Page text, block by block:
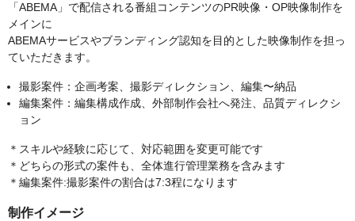
「ABEMA」で配信される番組コンテンツのPR映像・OP映像制作を
メインに
ABEMAサービスやブランディング認知を目的とした映像制作を担っ
ていただきます。
撮影案件：企画考案、撮影ディレクション、編集〜納品
編集案件：編集構成作成、外部制作会社へ発注、品質ディレクシ
ョン
＊スキルや経験に応じて、対応範囲を変更可能です
＊どちらの形式の案件も、全体進行管理業務を含みます
＊編集案件:撮影案件の割合は7:3程になります
制作イメージ